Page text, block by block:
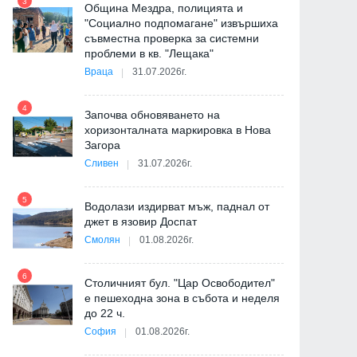
Община Мездра, полицията и
"Социално подпомагане" извършиха
съвместна проверка за системни
проблеми в кв. "Лещака"
Враца 31.07.2026г.
4
Започва обновяването на
хоризонталната маркировка в Нова
Загора
Сливен 31.07.2026г.
5
Водолази издирват мъж, паднал от
джет в язовир Доспат
Смолян 01.08.2026г.
6
Столичният бул. "Цар Освободител"
е пешеходна зона в събота и неделя
до 22 ч.
София 01.08.2026г.